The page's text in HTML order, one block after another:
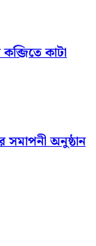
কাটা
সমাপনী অনুষ্ঠান